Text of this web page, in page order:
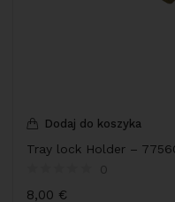
Dodaj do koszyka
Tray lock Holder –
0
8,00 €